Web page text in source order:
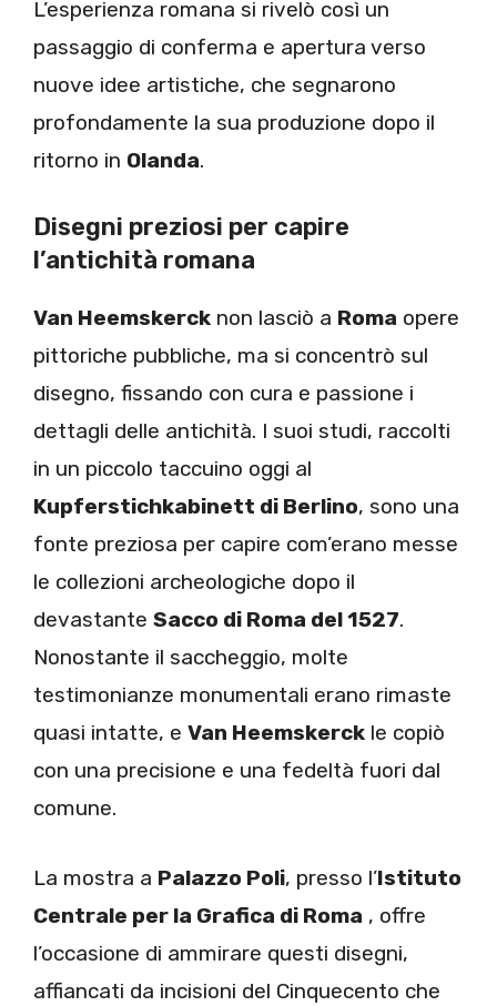
L’esperienza romana si rivelò così un
passaggio di conferma e apertura verso
nuove idee artistiche, che segnarono
profondamente la sua produzione dopo il
ritorno in Olanda.
Disegni preziosi per capire
l’antichità romana
Van Heemskerck non lasciò a Roma opere
pittoriche pubbliche, ma si concentrò sul
disegno, fissando con cura e passione i
dettagli delle antichità. I suoi studi, raccolti
in un piccolo taccuino oggi al
Kupferstichkabinett di Berlino, sono una
fonte preziosa per capire com’erano messe
le collezioni archeologiche dopo il
devastante Sacco di Roma del 1527.
Nonostante il saccheggio, molte
testimonianze monumentali erano rimaste
quasi intatte, e Van Heemskerck le copiò
con una precisione e una fedeltà fuori dal
comune.
La mostra a Palazzo Poli, presso l’Istituto
Centrale per la Grafica di Roma , offre
l’occasione di ammirare questi disegni,
affiancati da incisioni del Cinquecento che